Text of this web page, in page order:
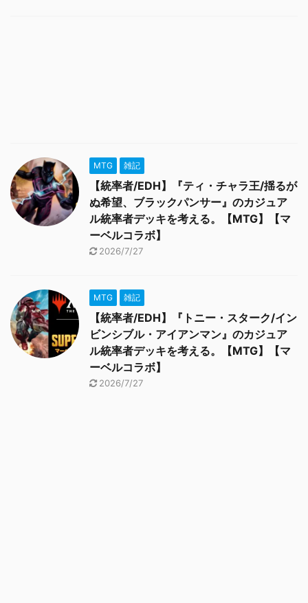
MTG 雑記
【統率者/EDH】『ティ・チャラ王/揺るが
ぬ希望、ブラックパンサー』のカジュア
ル統率者デッキを考える。【MTG】【マ
ーベルコラボ】
2026/7/27
MTG 雑記
【統率者/EDH】『トニー・スターク/イン
ビンシブル・アイアンマン』のカジュア
ル統率者デッキを考える。【MTG】【マ
ーベルコラボ】
2026/7/27